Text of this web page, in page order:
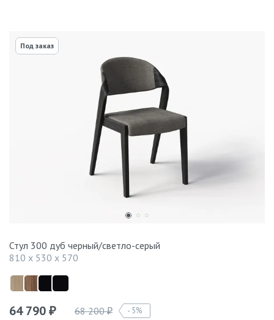
Под заказ
Стул 300 дуб черный/светло-серый
810 x 530 x 570
64 790 ₽ 68 200₽ 5%